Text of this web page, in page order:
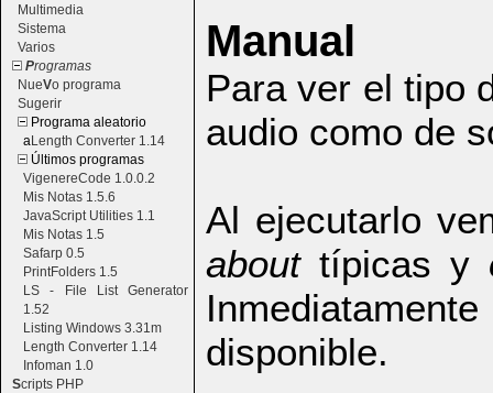
Multimedia
Sistema
Varios
Programas
NueVo programa
Sugerir
Programa aleatorio
aLength Converter 1.14
Últimos programas
VigenereCode 1.0.0.2
Mis Notas 1.5.6
JavaScript Utilities 1.1
Mis Notas 1.5
Safarp 0.5
PrintFolders 1.5
LS - File List Generator
1.52
Listing Windows 3.31m
Length Converter 1.14
Infoman 1.0
Scripts PHP
Manual
Para ver el tipo
audio como de
Al ejecutarlo
abouttípicas y
disponible.